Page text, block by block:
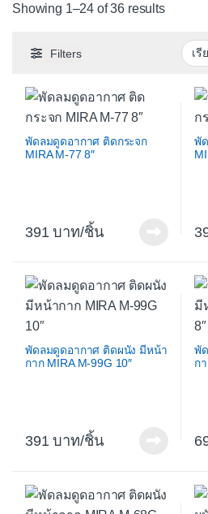
Showing 1–24 of 36 resultsSorted
Filters
พัดลมดูดอากาศ ติดกระจก
MIRA M-77 8″
391 /ชิ้น
พั
พัดลมดูดอากาศ ติดผนัง มีหน้า
กาก MIRA M-99G 10″
391 /ชิ้น
พั
ก